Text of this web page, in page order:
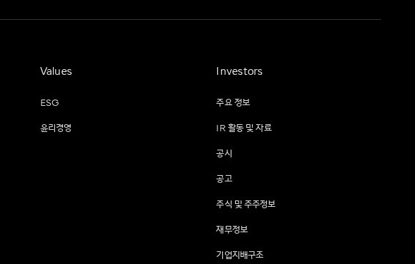
Values
ESG
윤리경영
Investors
주요 정보
IR 활동 및 자료
공시
공고
주식 및 주주정보
재무정보
기업지배구조